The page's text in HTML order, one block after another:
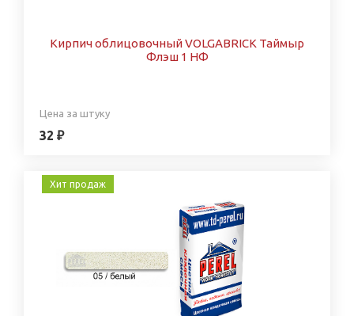
Кирпич облицовочный VOLGABRICK Таймыр
Флэш 1 НФ
Цена за штуку
32 ₽
Хит продаж